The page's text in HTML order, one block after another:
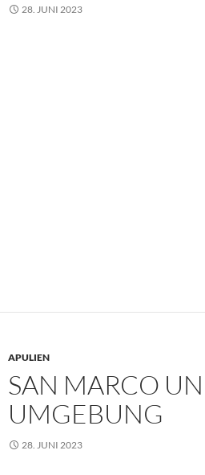
28. JUNI 2023
APULIEN
SAN MARCO
UMGEBUNG
28. JUNI 2023